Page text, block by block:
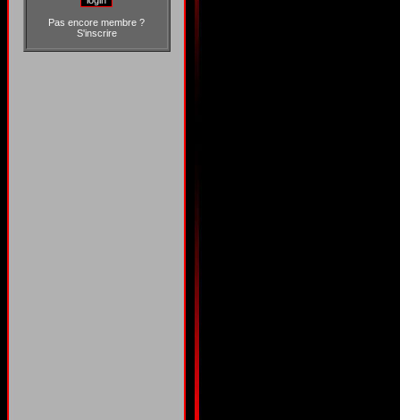
Pas encore membre ?
S'inscrire